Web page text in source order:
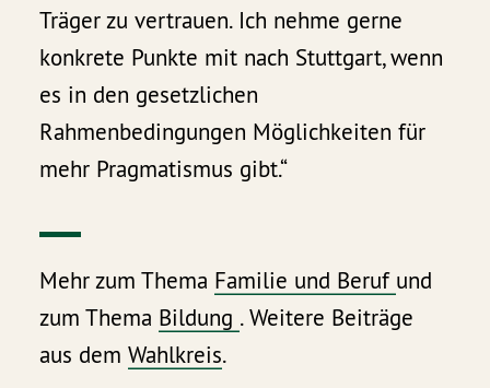
Träger zu vertrauen. Ich nehme gerne
konkrete Punkte mit nach Stuttgart, wenn
es in den gesetzlichen
Rahmenbedingungen Möglichkeiten für
mehr Pragmatismus gibt.“
Mehr zum Thema Familie und Beruf und
zum Thema Bildung . Weitere Beiträge
aus demWahlkreis.